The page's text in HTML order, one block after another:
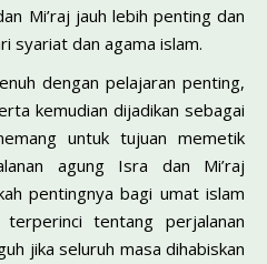
Mi’raj jauh lebih penting dan
syariat dan agama islam.
dengan pelajaran penting,
kemudian dijadikan sebagai
untuk tujuan memetik
agung Isra dan Mi’raj
pentingnya bagi umat islam
tentang perjalanan
jika seluruh masa dihabiskan